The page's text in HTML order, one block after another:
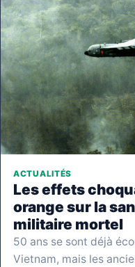
ACTUALITÉS
Les effets
orange sur la
militaire mortel
50 ans se sont déjà
Vietnam, mais les